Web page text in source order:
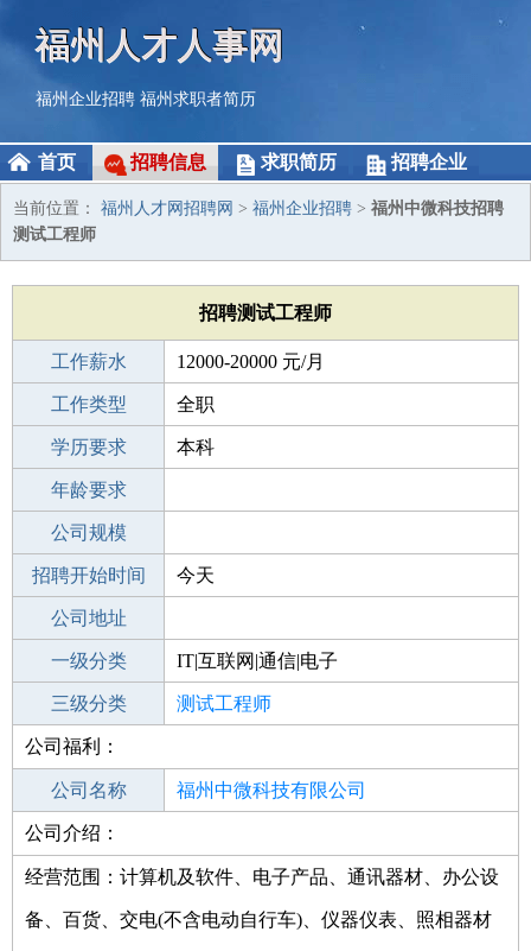
福州人才人事网
福州企业招聘 福州求职者简历
首页 招聘信息 求职简历 招聘企业
当前位置： 福州人才网招聘网 > 福州企业招聘 > 福州中微科技招聘
测试工程师
招聘测试工程师
工作薪水 12000-20000 元/月
招聘人数 1人
工作类型 全职
性别要求 -
学历要求 本科
工作经验
年龄要求
工作地点
公司规模
公司电话
招聘开始时间 今天
招聘结束时间
公司地址
一级分类 IT|互联网|通信|电子
二级分类 技术开发
三级分类 测试工程师
其他行业
公司福利：
公司名称 福州中微科技有限公司
公司类型
公司介绍：
经营范围：计算机及软件、电子产品、通讯器材、办公设
备、百货、交电(不含电动自行车)、仪器仪表、照相器材